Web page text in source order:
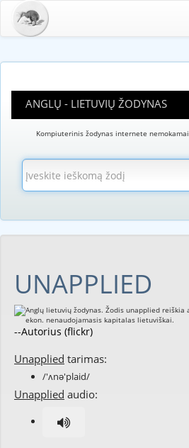
ANGLŲ - LIETUVIŲ ŽODYNAS
Kompiuterinis žodynas internete nemokamai
UNAPPLIED
--Autorius (flickr)
Unapplied tarimas:
/'ʌnə'plaid/
Unapplied audio: